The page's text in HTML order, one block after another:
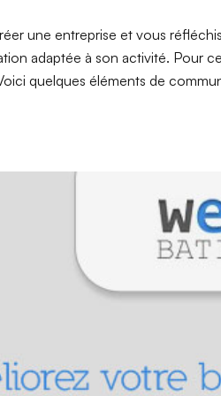
une entreprise et vous
adaptée à son activité. Pour
quelques éléments de